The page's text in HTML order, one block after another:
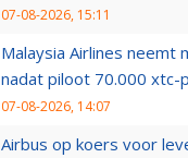
07-08-2026, 15:11
Malaysia Airlines neemt
nadat piloot 70.000 xtc-
07-08-2026, 14:07
Airbus op koers voor